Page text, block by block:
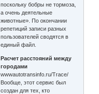
поскольку бобры не тормоза,
а очень деятельные
животные». По окончании
репетиций записи разных
пользователей сводятся в
единый файл.
Расчет расстояний между
городами
wwwautotransinfo.ru/Trace/
Вообще, этот сервис был
создан для тех, кто